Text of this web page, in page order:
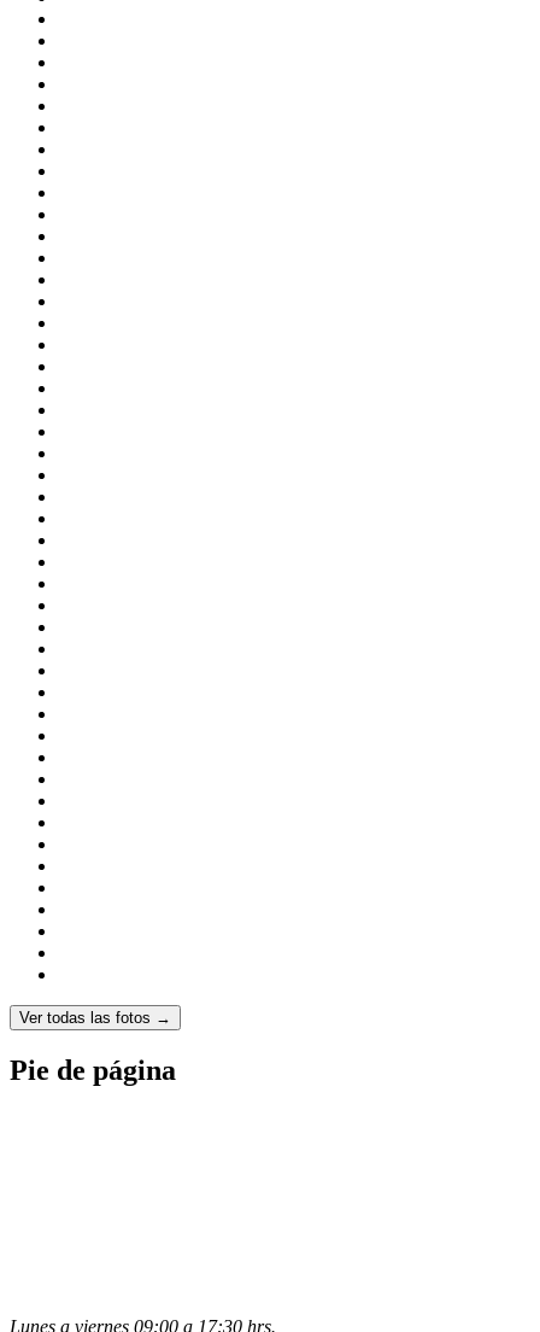
Ver todas las fotos →
Pie de página
Lunes a viernes 09:00 a 17:30 hrs.